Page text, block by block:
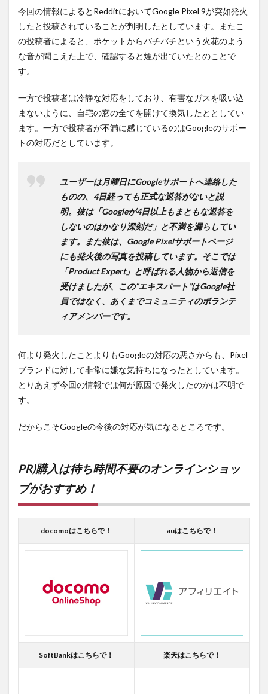
今回の情報によるとRedditにおいてGoogle Pixel 9が突如発火
したと投稿されていることが判明したとしています。またこ
の投稿者によると、ポケットからバチバチという火花のよう
な音が聞こえた上で、確認すると煙が出ていたとのことで
す。
一方で投稿者は冷静な対応をしており、有害なガスを吸い込
まないように、自宅の窓の全てを開けて換気したととしてい
ます。一方で投稿者が不満に感じているのはGoogleのサポー
トの対応だとしています。
ユーザーは月曜日にGoogleサポートへ連絡した
ものの、4日経っても正式な返答がないと説
明。彼は「Googleが4日以上もまともな返答を
しないのはかなり深刻だ」と不満を漏らしてい
ます。また彼は、Google Pixelサポートページ
にも発火後の写真を投稿しています。そこでは
「Product Expert」と呼ばれる人物から返信を
受けましたが、この“エキスパート”はGoogle社
員ではなく、あくまでコミュニティのボランテ
ィアメンバーです。
何より発火したことよりもGoogleの対応の悪さからも、Pixel
ブランドに対して非常に嫌な気持ちになったとしています。
とりあえず今回の情報では何が原因で発火したのかは不明で
す。
だからこそGoogleの今後の対応が気になるところです。
PR)購入は待ち時間不要のオンラインショッ
プがおすすめ！
docomoはこちらで！ auはこちらで！
SoftBankはこちらで！ 楽天はこちらで！